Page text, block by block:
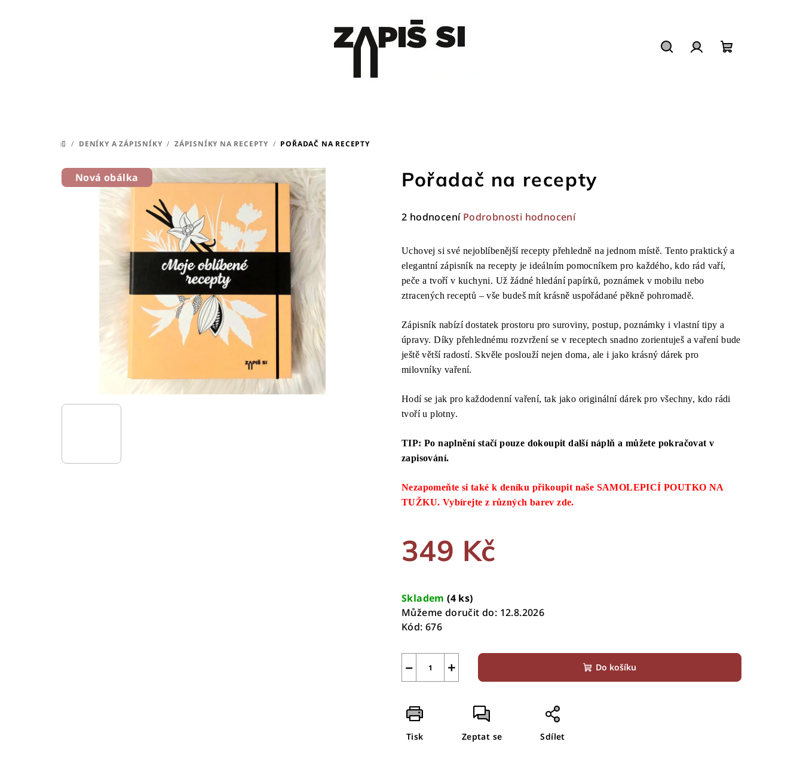
DOMŮ
/ DENÍKY A ZÁPISNÍKY / ZÁPISNÍKY NA RECEPTY / POŘADAČ NA RECEPTY
Pořadač na recepty
Průměrné
produktu
je
5,0
z
5
2 hodnocení Podrobnosti hodnocení
Uchovej si své nejoblíbenější recepty přehledně na jednom místě. Tento praktický a
elegantní zápisník na recepty je ideálním pomocníkem pro každého, kdo rád vaří,
peče a tvoří v kuchyni. Už žádné hledání papírků, poznámek v mobilu nebo
ztracených receptů – vše budeš mít krásně uspořádané pěkně pohromadě.
Zápisník nabízí dostatek prostoru pro suroviny, postup, poznámky i vlastní tipy a
úpravy. Díky přehlednému rozvržení se v receptech snadno zorientuješ a vaření bude
ještě větší radostí. Skvěle poslouží nejen doma, ale i jako krásný dárek pro
milovníky vaření.
Hodí se jak pro každodenní vaření, tak jako originální dárek pro všechny, kdo rádi
tvoří u plotny.
TIP: Po naplnění stačí pouze dokoupit další náplň a můžete pokračovat v
zapisování.
Nezapomeňte si také k deníku přikoupit naše SAMOLEPICÍ POUTKO NA
TUŽKU. Vybírejte z různých barevzde.
349 Kč
cena:
Skladem(4 ks)
Můžeme doručit do: 12.8.2026
Kód: 676
+
− Do košíku
Tisk Zeptat se Sdílet
Nová obálka